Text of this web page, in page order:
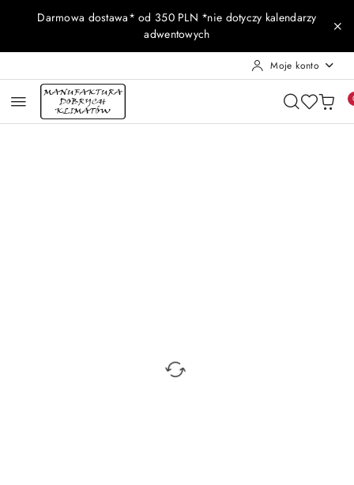
Przejdź do treści głównej
Przejdź do wyszukiwarki
Przejdź do moje konto
Przejdź do menu głównego
Przejdź do opisu produktu
Przejdź do stopki
Darmowa dostawa* od 350 PLN *nie dotyczy kalendarzy
adwentowych
Moje konto